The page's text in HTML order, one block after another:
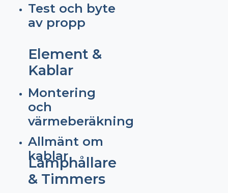
Test och byte
av propp
Element &
Kablar
Montering
och
värmeberäkning
Allmänt om
kablar
Lamphållare
& Timmers